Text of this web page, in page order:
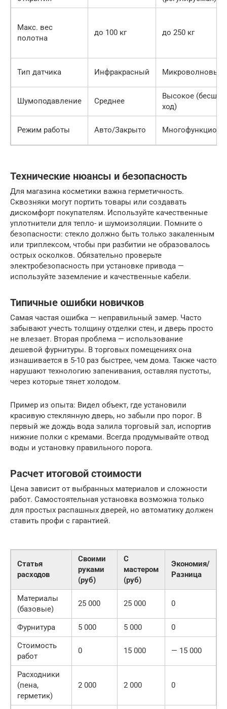
Макс. вес
полотна
до 100 кг до 250 кг
Тип датчика Инфракрасный Микроволновый
Шумоподавление Среднее
Высокое
ход)
Режим работы Авто/Закрыто
Технические нюансы и безопасность
Для магазина косметики важна герметичность.
Сквозняки могут портить товары или создавать
дискомфорт покупателям. Используйте качественные
уплотнители для тепло- и шумоизоляции. Помните о
безопасности: стекло должно быть только закаленным
или триплексом, чтобы при разбитии не образовалось
острых осколков. Обязательно проверьте
электробезопасность при установке привода —
используйте заземление и качественные кабели.
Типичные ошибки новичков
Самая частая ошибка — неправильный замер. Часто
забывают учесть толщину отделки стен, и дверь просто
не влезает. Вторая проблема — использование
дешевой фурнитуры. В торговых помещениях она
изнашивается в 5-10 раз быстрее, чем дома. Также часто
нарушают технологию запенивания, оставляя пустоты,
через которые тянет холодом.
Пример из опыта: Видел объект, где установили
красивую стеклянную дверь, но забыли про порог. В
первый же дождь вода залила торговый зал, испортив
нижние полки с кремами. Всегда продумывайте отвод
воды и установку правильного порога.
Расчет итоговой стоимости
Цена зависит от выбранных материалов и сложности
работ. Самостоятельная установка возможна только
для простых распашных дверей, но автоматику должен
ставить профи с гарантией.
Статья
расходов
Своими
руками
(руб)
С
мастером
(руб)
Экономия/
Разница
Материалы
(базовые)
25 000 25 000 0
Фурнитура 5 000 5 000
0
Стоимость
работ
0 15 000 — 15 000
Расходники
(пена,
герметик)
2 000 2 000 0